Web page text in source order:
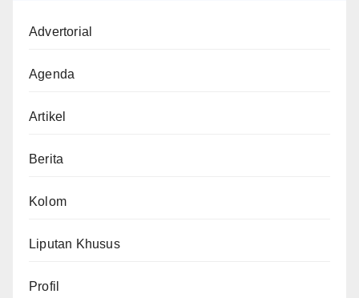
Advertorial
Agenda
Artikel
Berita
Kolom
Liputan Khusus
Profil